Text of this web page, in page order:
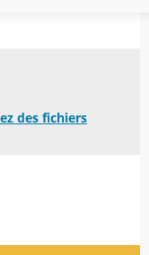
des fichiers